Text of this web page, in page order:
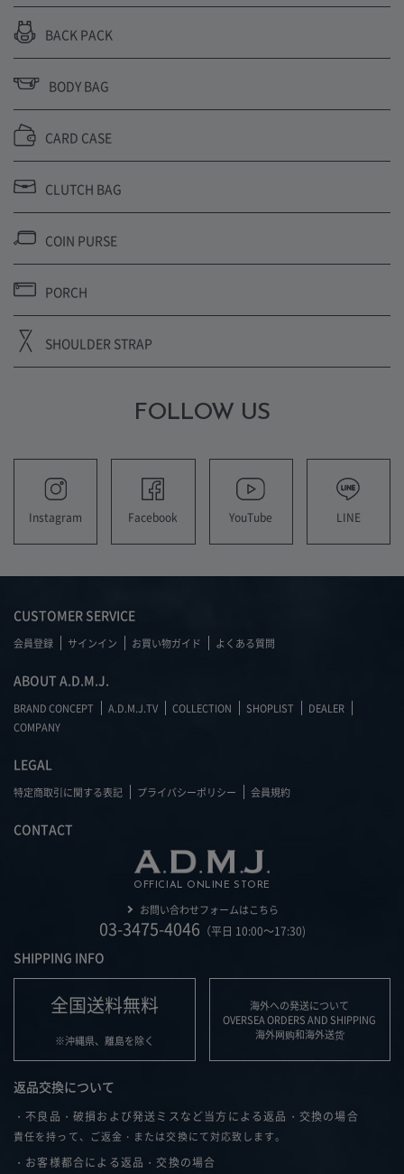
BACK PACK
BODY BAG
CARD CASE
CLUTCH BAG
COIN PURSE
PORCH
SHOULDER STRAP
FOLLOW US
Instagram Facebook YouTube LINE
CUSTOMER SERVICE
会員登録 サインイン お買い物ガイド よくある質問
ABOUT A.D.M.J.
BRAND CONCEPT A.D.M.J.TV COLLECTION SHOPLIST
DEALER
COMPANY
LEGAL
特定商取引に関する表記 プライバシーポリシー 会員規約
CONTACT
OFFICIAL ONLINE STORE
お問い合わせフォームはこちら
03-3475-4046 （平日 10:00～17:30)
SHIPPING INFO
全国送料無料
※沖縄県、離島を除く
海外への発送について
OVERSEA ORDERS AND SHIPPING
海外网购和海外送货
返品交換について
・不良品・破損および発送ミスなど当方による返品・交換の場合
責任を持って、ご返金・または交換にて対応致します。
・お客様都合による返品・交換の場合